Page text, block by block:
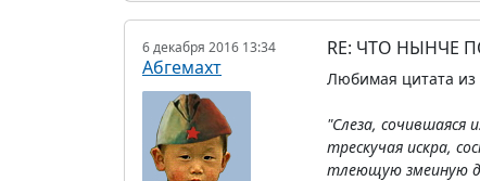
6 декабря 2016 13:34
Абгемахт
RE: ЧТО НЫНЧЕ
Любимая цитата из
"Слеза, сочившаяся
трескучая искра,
тлеющую змеиную